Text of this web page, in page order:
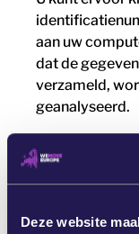
Deze website
aan uw
dat de
verzameld,
geanalyseerd.
Om die keuze
een Do-Not-
cookies via